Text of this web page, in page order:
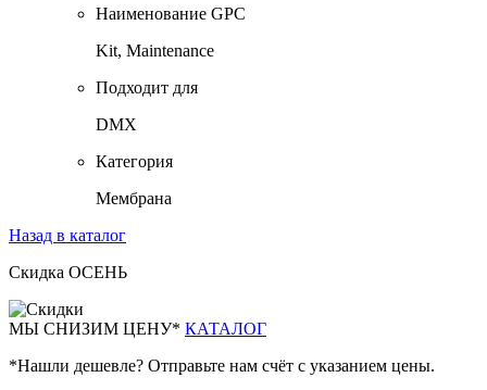
Наименование GPC
Kit, Maintenance
Подходит для
DMX
Категория
Мембрана
Назад в каталог
Скидка ОСЕНЬ
МЫ СНИЗИМ ЦЕНУ* КАТАЛОГ
*Нашли дешевле? Отправьте нам счёт с указанием цены.